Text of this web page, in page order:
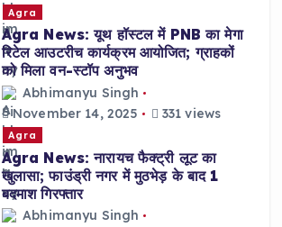
Agra
Agra News: यूथ हॉस्टल में PNB का मेगा
रिटेल आउटरीच कार्यक्रम आयोजित; ग्राहकों
को मिला वन-स्टॉप अनुभव
Abhimanyu Singh
November 14, 2025
331 views
Agra
Agra News: नारायच फैक्ट्री लूट का
खुलासा; फाउंड्री नगर में मुठभेड़ के बाद 1
बदमाश गिरफ्तार
Abhimanyu Singh